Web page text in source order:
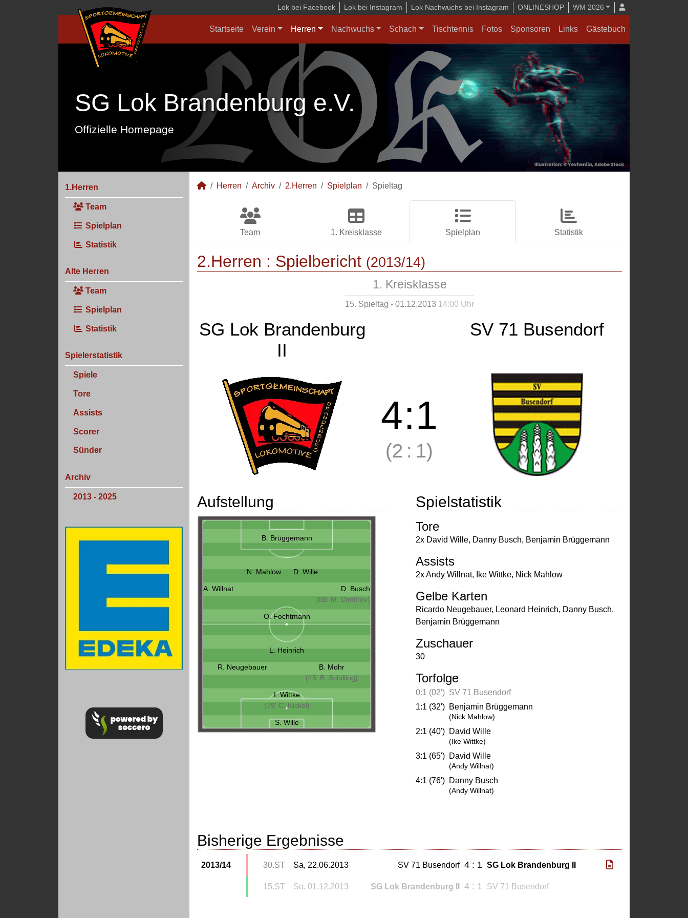
Lok bei Facebook Lok bei Instagram Lok Nachwuchs bei Instagram ONLINESHOP WM 2026
Startseite Verein Herren Nachwuchs Schach Tischtennis Fotos Sponsoren Links Gästebuch
SG Lok Brandenburg e.V.
Offizielle Homepage
1.Herren
Team
Spielplan
Statistik
Alte Herren
Team
Spielplan
Statistik
Spielerstatistik
Spiele
Tore
Assists
Scorer
Sünder
Archiv
2013 - 2025
Herren Archiv 2.Herren Spielplan Spieltag
Team 1. Kreisklasse Spielplan Statistik
2.Herren : Spielbericht (2013/14)
1. Kreisklasse
15. Spieltag - 01.12.2013 14:00 Uhr
SG Lok Brandenburg
II
SV 71 Busendorf
4:1
(2 : 1)
Aufstellung
B. Brüggemann
N. Mahlow D. Wille
A. Willnat
D. Busch
(88' M. Dimitrov)
O. Fochtmann
L. Heinrich
R. Neugebauer
B. Mohr
(45' B. Schilling)
I. Wittke
(79' C. Nickel)
S. Wille
Spielstatistik
Tore
2x David Wille, Danny Busch, Benjamin Brüggemann
Assists
2x Andy Willnat, Ike Wittke, Nick Mahlow
Gelbe Karten
Ricardo Neugebauer, Leonard Heinrich, Danny Busch,
Benjamin Brüggemann
Zuschauer
30
Torfolge
0:1 (02') SV 71 Busendorf
1:1 (32') Benjamin Brüggemann
(Nick Mahlow)
2:1 (40') David Wille
(Ike Wittke)
3:1 (65') David Wille
(Andy Willnat)
4:1 (76') Danny Busch
(Andy Willnat)
Bisherige Ergebnisse
2013/14 30.ST Sa, 22.06.2013 SV 71 Busendorf 4 : 1 SG Lok Brandenburg II
15.ST So, 01.12.2013 SG Lok Brandenburg II 4 : 1 SV 71 Busendorf